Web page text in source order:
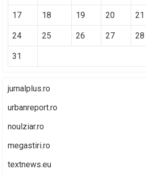
17 18 19 20 21
24 25 26 27 28
31
jurnalplus.ro
urbanreport.ro
noulziar.ro
megastiri.ro
textnews.eu